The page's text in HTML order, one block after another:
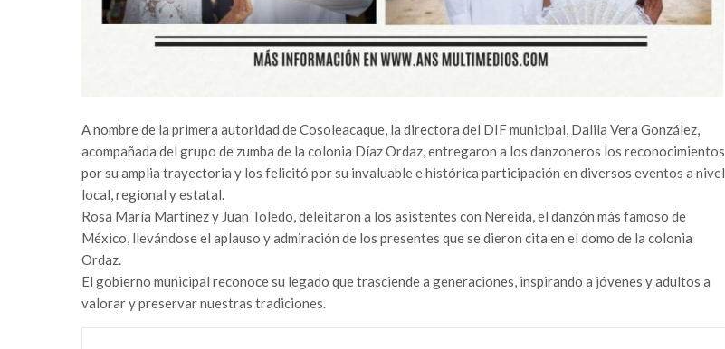
A nombre de la primera autoridad de Cosoleacaque, la directora del DIF municipal, Dalila Vera González,
acompañada del grupo de zumba de la colonia Díaz Ordaz, entregaron a los danzoneros los reconocimientos
por su amplia trayectoria y los felicitó por su invaluable e histórica participación en diversos eventos a nivel
local, regional y estatal.
Rosa María Martínez y Juan Toledo, deleitaron a los asistentes con Nereida, el danzón más famoso de
México, llevándose el aplauso y admiración de los presentes que se dieron cita en el domo de la colonia
Ordaz.
El gobierno municipal reconoce su legado que trasciende a generaciones, inspirando a jóvenes y adultos a
valorar y preservar nuestras tradiciones.